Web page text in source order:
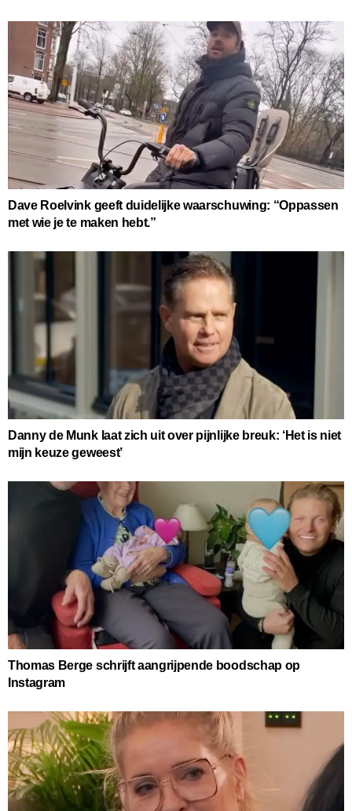
Dave Roelvink geeft duidelijke waarschuwing: “Oppassen
met wie je te maken hebt.”
Danny de Munk laat zich uit over pijnlijke breuk: ‘Het is niet
mijn keuze geweest’
Thomas Berge schrijft aangrijpende boodschap op
Instagram